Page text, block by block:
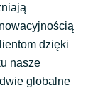
dzięki
nasze
globalne